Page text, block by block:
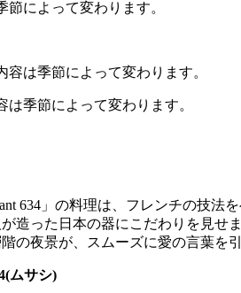
季節によって変わります。
634」の料理は、フレンチの技
造った日本の器にこだわりを見せま
の夜景が、スムーズに愛の言葉を
ムサシ)